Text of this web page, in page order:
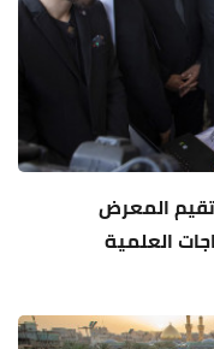
تقيم المعرض
العلمية